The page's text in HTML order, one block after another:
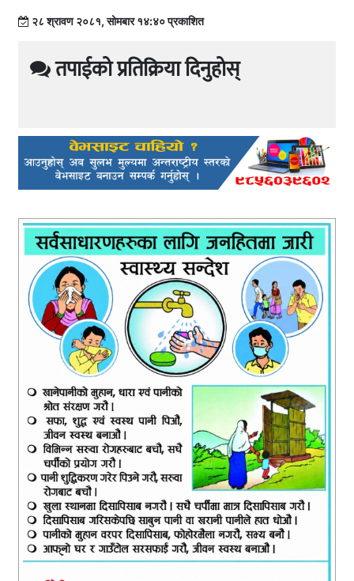
२८ श्रावण २०८१, सोमबार १४:४० प्रकाशित
तपाईको प्रतिक्रिया दिनुहोस्